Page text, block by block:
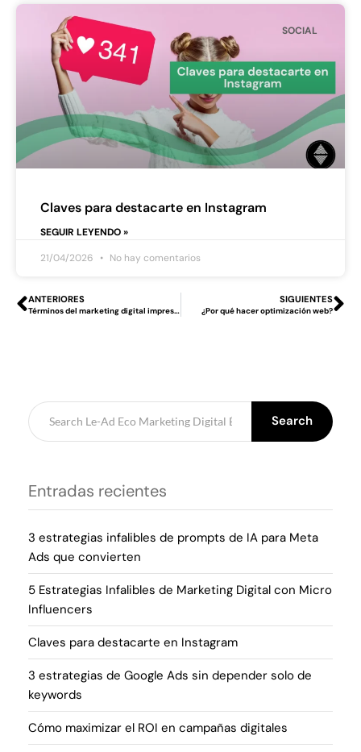
SOCIAL
Claves para destacarte en Instagram
SEGUIR LEYENDO »
21/04/2026
No hay comentarios
ANTERIORES
Términos del marketing digital imprescindibles
SIGUIENTES
¿Por qué hacer optimización web?
Search
Entradas recientes
3 estrategias infalibles de prompts de IA para Meta
Ads que convierten
5 Estrategias Infalibles de Marketing Digital con Micro
Influencers
Claves para destacarte en Instagram
3 estrategias de Google Ads sin depender solo de
keywords
Cómo maximizar el ROI en campañas digitales